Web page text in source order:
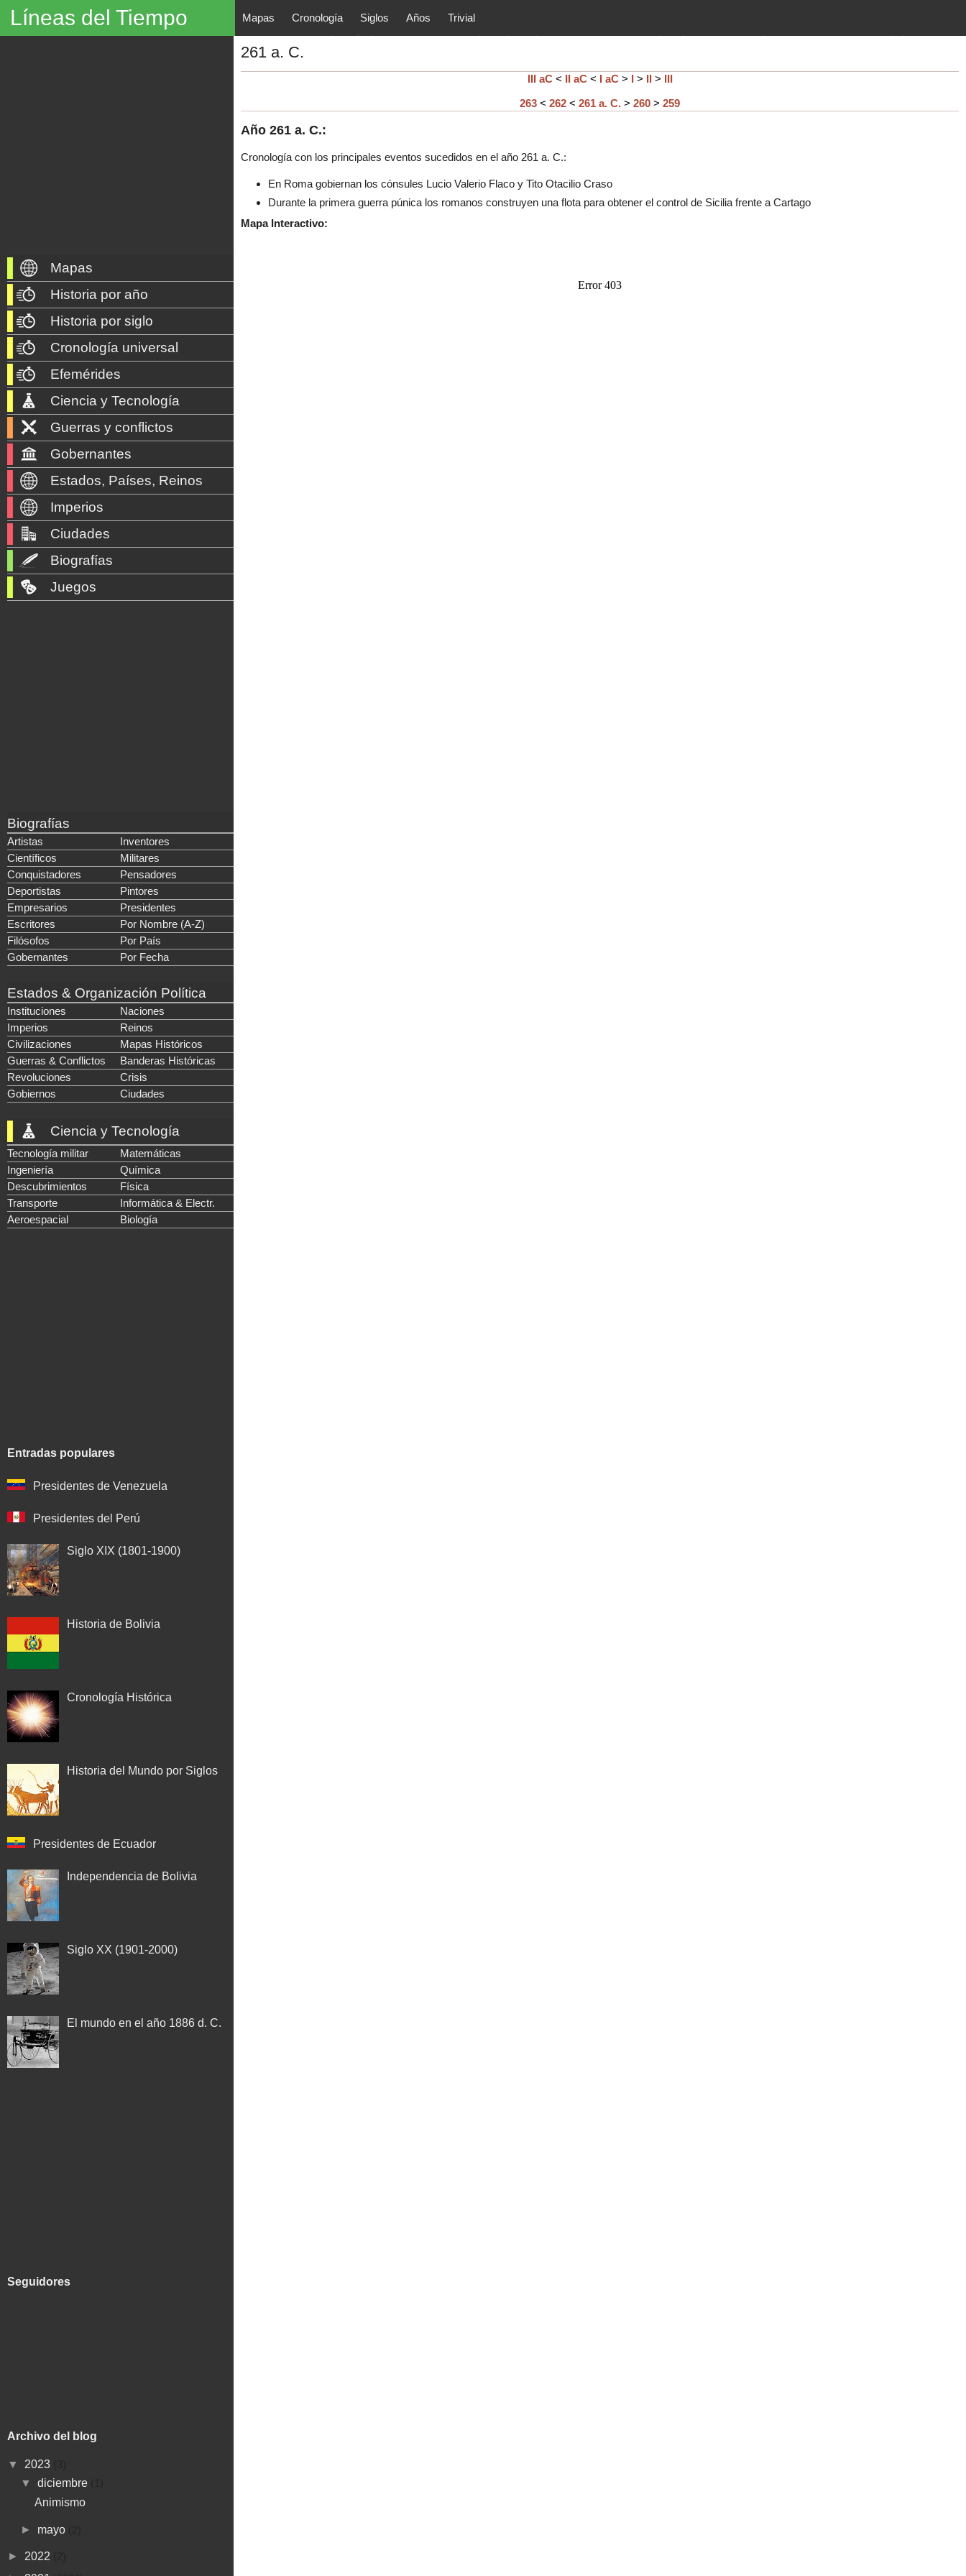
Líneas del Tiempo
Líneas del Tiempo, Mapas Históricos y principales acontecimientos (guerras, gobiernos,
descubrimientos, exploraciones, política, arte, cultura, etc.) de la historia de la humanidad desde el
año 3000 a. C. hasta nuestros días.
Mapas Cronología Siglos Años Trivial
261 a. C.
III aC< II aC< I aC > I > II > III
263 < 262 < 261 a. C. > 260 > 259
Año 261 a. C.:
Cronología con los principales eventos sucedidos en el año 261 a. C.:
En Roma gobiernan los cónsules Lucio Valerio Flaco y Tito Otacilio Craso
Durante la primera guerra púnica los romanos construyen una flota para obtener el control de Sicilia frente a Cartago
Mapa Interactivo:
Mapas
Historia por año
Historia por siglo
Cronología universal
Efemérides
Ciencia y Tecnología
Guerras y conflictos
Gobernantes
Estados, Países, Reinos
Imperios
Ciudades
Biografías
Juegos
Biografías
Artistas
Inventores
Científicos
Militares
Conquistadores
Pensadores
Deportistas
Pintores
Empresarios
Presidentes
Escritores
Por Nombre (A-Z)
Filósofos
Por País
Gobernantes
Por Fecha
Estados & Organización Política
Instituciones
Naciones
Imperios
Reinos
Civilizaciones
Mapas Históricos
Guerras & Conflictos
Banderas Históricas
Revoluciones
Crisis
Gobiernos
Ciudades
Ciencia y Tecnología
Tecnología militar
Matemáticas
Ingeniería
Química
Descubrimientos
Física
Transporte
Informática & Electr.
Aeroespacial
Biología
Entradas populares
Presidentes de Venezuela
Presidentes del Perú
Siglo XIX (1801-1900)
Historia de Bolivia
Cronología Histórica
Historia del Mundo por Siglos
Presidentes de Ecuador
Independencia de Bolivia
Siglo XX (1901-2000)
El mundo en el año 1886 d. C.
Seguidores
Archivo del blog
▼ 2023
▼ diciembre
Animismo
► mayo
► 2022